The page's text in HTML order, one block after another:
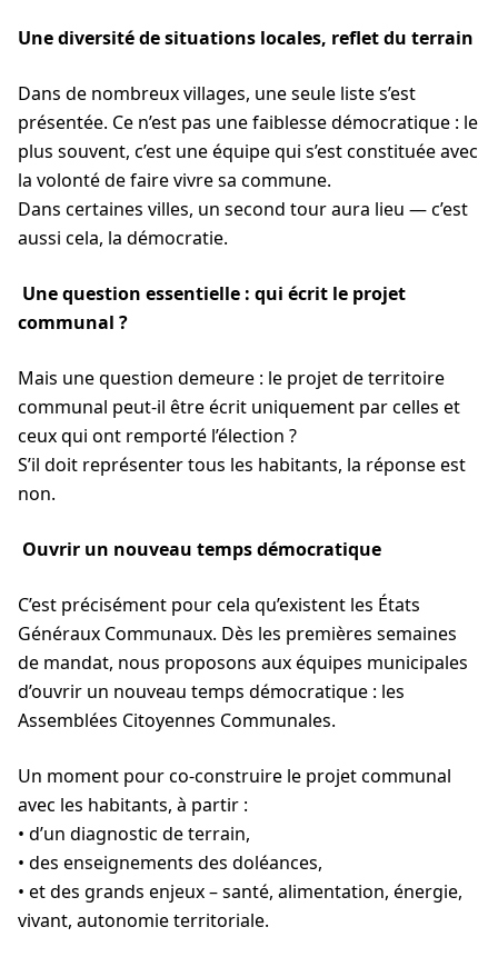
Une diversité de situations locales, reflet du terrain
Dans de nombreux villages, une seule liste s’est
présentée. Ce n’est pas une faiblesse démocratique : le
plus souvent, c’est une équipe qui s’est constituée avec
la volonté de faire vivre sa commune.
Dans certaines villes, un second tour aura lieu — c’est
aussi cela, la démocratie.
Une question essentielle : qui écrit le projet
communal ?
Mais une question demeure : le projet de territoire
communal peut-il être écrit uniquement par celles et
ceux qui ont remporté l’élection ?
S’il doit représenter tous les habitants, la réponse est
non.
Ouvrir un nouveau temps démocratique
C’est précisément pour cela qu’existent les États
Généraux Communaux. Dès les premières semaines
de mandat, nous proposons aux équipes municipales
d’ouvrir un nouveau temps démocratique : les
Assemblées Citoyennes Communales.
Un moment pour co-construire le projet communal
avec les habitants, à partir :
• d’un diagnostic de terrain,
• des enseignements des doléances,
• et des grands enjeux – santé, alimentation, énergie,
vivant, autonomie territoriale.